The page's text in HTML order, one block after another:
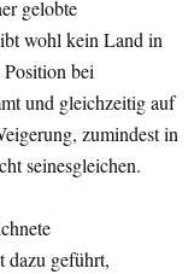
gelobte
wohl kein Land in
bei
und gleichzeitig auf
zumindest in
seinesgleichen.
dazu geführt,